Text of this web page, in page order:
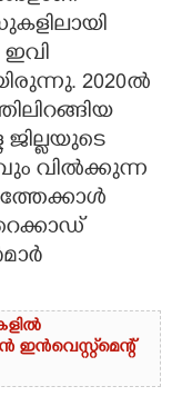
ഇവി
2020ൽ
വിൽക്കുന്ന
ഇൻവെസ്റ്റ്മെന്റ്